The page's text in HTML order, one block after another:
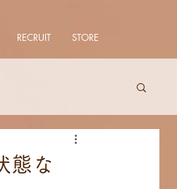
RECRUIT STORE
態な